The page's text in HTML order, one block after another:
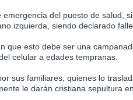
del puesto de salud,
izquierda, siendo declarado
que esto debe ser una
celular a edades tempranas.
sus familiares, quienes lo
le darán cristiana sepultura